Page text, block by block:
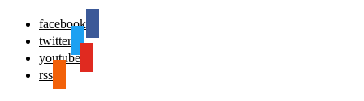
facebook
twitter
youtube
rss